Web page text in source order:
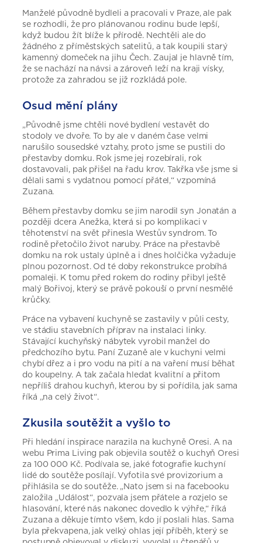
Manželé původně bydleli a pracovali v Praze, ale pak
se rozhodli, že pro plánovanou rodinu bude lepší,
když budou žít blíže k přírodě. Nechtěli ale do
žádného z příměstských satelitů, a tak koupili starý
kamenný domeček na jihu Čech. Zaujal je hlavně tím,
že se nachází na návsi a zároveň leží na kraji vísky,
protože za zahradou se již rozkládá pole.
Osud mění plány
„Původně jsme chtěli nové bydlení vestavět do
stodoly ve dvoře. To by ale v daném čase velmi
narušilo sousedské vztahy, proto jsme se pustili do
přestavby domku. Rok jsme jej rozebírali, rok
dostavovali, pak přišel na řadu krov. Takřka vše jsme si
dělali sami s vydatnou pomocí přátel,“ vzpomíná
Zuzana.
Během přestavby domku se jim narodil syn Jonatán a
později dcera Anežka, která si po komplikaci v
těhotenství na svět přinesla Westův syndrom. To
rodině přetočilo život naruby. Práce na přestavbě
domku na rok ustaly úplně a i dnes holčička vyžaduje
plnou pozornost. Od té doby rekonstrukce probíhá
pomaleji. K tomu před rokem do rodiny přibyl ještě
malý Bořivoj, který se právě pokouší o první nesmělé
krůčky.
Práce na vybavení kuchyně se zastavily v půli cesty,
ve stádiu stavebních příprav na instalaci linky.
Stávající kuchyňský nábytek vyrobil manžel do
předchozího bytu. Paní Zuzaně ale v kuchyni velmi
chybí dřez a i pro vodu na pití a na vaření musí běhat
do koupelny. A tak začala hledat kvalitní a přitom
nepříliš drahou kuchyň, kterou by si pořídila, jak sama
říká „na celý život“.
Zkusila soutěžit a vyšlo to
Při hledání inspirace narazila na kuchyně Oresi. A na
webu Prima Living pak objevila soutěž o kuchyň Oresi
za 100 000 Kč. Podívala se, jaké fotografie kuchyní
lidé do soutěže posílají. Vyfotila své provizorium a
přihlásila se do soutěže. „Nato jsem si na facebooku
založila „Událost“, pozvala jsem přátele a rozjelo se
hlasování, které nás nakonec dovedlo k výhře,“ říká
Zuzana a děkuje tímto všem, kdo jí poslali hlas. Sama
byla překvapena, jak velký ohlas její příběh, který se